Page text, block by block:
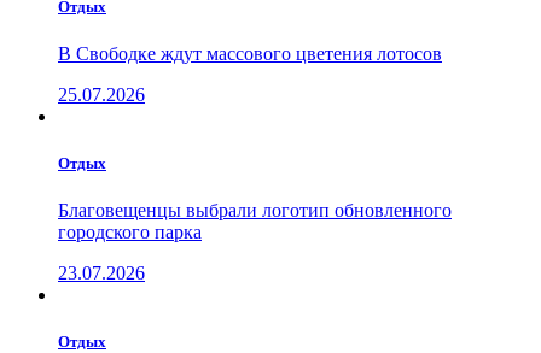
Отдых
В Свободке ждут массового цветения лотосов
25.07.2026
Отдых
Благовещенцы выбрали логотип обновленного
городского парка
23.07.2026
Отдых